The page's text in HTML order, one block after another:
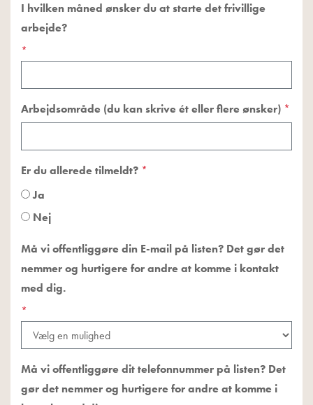
I hvilken måned ønsker du at starte det frivillige
arbejde?
*
Arbejdsområde (du kan skrive ét eller flere ønsker) *
Er du allerede tilmeldt? *
Ja
Nej
Må vi offentliggøre din E-mail på listen? Det gør det
nemmer og hurtigere for andre at komme i kontakt
med dig.
*
Må vi offentliggøre dit telefonnummer på listen? Det
gør det nemmer og hurtigere for andre at komme i